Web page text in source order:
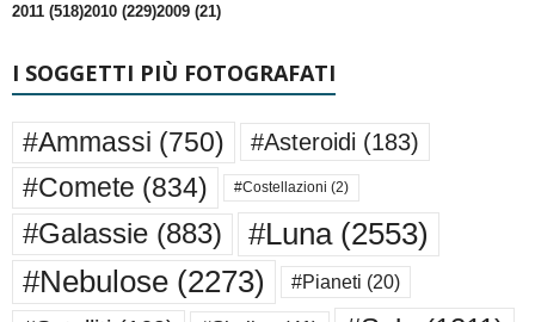
2011 (518)2010 (229)2009 (21)
I SOGGETTI PIÙ FOTOGRAFATI
#Ammassi (750) #Asteroidi (183)
#Comete (834) #Costellazioni (2)
#Galassie (883) #Luna (2553)
#Nebulose (2273) #Pianeti (20)